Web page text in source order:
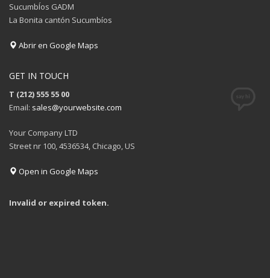
SucumbÍos GADM
La Bonita cantón Sucumbíos
Abrir en Google Maps
GET IN TOUCH
T (212) 555 55 00
Email: sales@yourwebsite.com
Your Company LTD
Street nr 100, 4536534, Chicago, US
Open in Google Maps
Invalid or expired token.